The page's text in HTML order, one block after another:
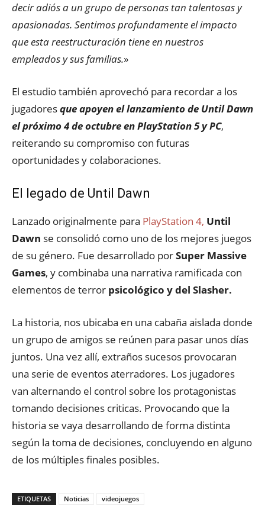
decir adiós a un grupo de personas tan talentosas y
apasionadas. Sentimos profundamente el impacto
que esta reestructuración tiene en nuestros
empleados y sus familias.»
El estudio también aprovechó para recordar a los
jugadoresque apoyen el lanzamiento de Until Dawn
el próximo 4 de octubre en PlayStation 5 y PC,
reiterando su compromiso con futuras
oportunidades y colaboraciones.
El legado de Until Dawn
Lanzado originalmente para PlayStation 4, Until
Dawn se consolidó como uno de los mejores juegos
de su género. Fue desarrollado porSuper Massive
Games, y combinaba una narrativa ramificada con
elementos de terror psicológico y del Slasher.
La historia, nos ubicaba en una cabaña aislada donde
un grupo de amigos se reúnen para pasar unos días
juntos. Una vez allí, extraños sucesos provocaran
una serie de eventos aterradores. Los jugadores
van alternando el control sobre los protagonistas
tomando decisiones criticas. Provocando que la
historia se vaya desarrollando de forma distinta
según la toma de decisiones, concluyendo en alguno
de los múltiples finales posibles.
ETIQUETAS Noticias videojuegos